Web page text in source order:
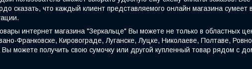
сказать, что каждый клиент представляемого онлайн магазина
интернет магазина "Зеркальце" Вы можете не только в областных
Франковске, Кировограде, Луганске, Луцке, Николаеве, Полтаве,
можете получить свою сумочку или другой купленный товар рядом с